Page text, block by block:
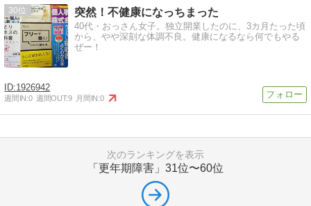
30 突然！不健康になっちまった
40代・おっさん女子。独立開業したのに、3カ月たった頃
から、やや深刻な体調不良。健康になるなら何でもやる
ぜー！
1926942
週間IN:0 週間OUT:9 月間IN:0
次のランキングを表示
「更年期障害」 31位〜60位